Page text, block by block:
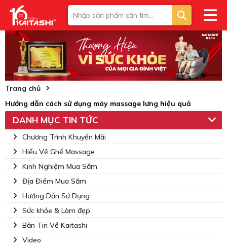
Trang chủ
Hướng dẫn cách sử dụng máy massage lưng hiệu quả
DANH MỤC TIN TỨC
Chương Trình Khuyến Mãi
Hiểu Về Ghế Massage
Kinh Nghiệm Mua Sắm
Địa Điểm Mua Sắm
Hướng Dẫn Sử Dụng
Sức khỏe & Làm đẹp
Bản Tin Về Kaitashi
Video